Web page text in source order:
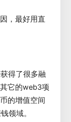
，最好用直
得了很多融
它的web3项
的增值空间
领域。